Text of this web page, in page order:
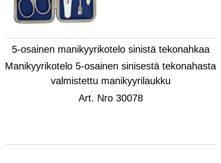
5-osainen manikyyrikotelo sinistä tekonahkaa
Manikyyrikotelo 5-osainen sinisestä tekonahasta
valmistettu manikyyrilaukku
Art. Nro 30078